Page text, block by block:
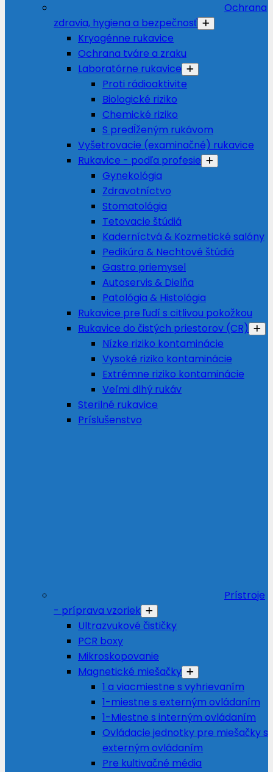
Ochrana
zdravia, hygiena a bezpečnosť
Kryogénne rukavice
Ochrana tváre a zraku
Laboratórne rukavice
Proti rádioaktivite
Biologické riziko
Chemické riziko
S predĺženým rukávom
Vyšetrovacie (examinačné) rukavice
Rukavice - podľa profesie
Gynekológia
Zdravotníctvo
Stomatológia
Tetovacie štúdiá
Kaderníctvá & Kozmetické salóny
Pedikúra & Nechtové štúdiá
Gastro priemysel
Autoservis & Dielňa
Patológia & Histológia
Rukavice pre ľudí s citlivou pokožkou
Rukavice do čistých priestorov (CR)
Nízke riziko kontaminácie
Vysoké riziko kontaminácie
Extrémne riziko kontaminácie
Veľmi dlhý rukáv
Sterilné rukavice
Príslušenstvo
Prístroje
- príprava vzoriek
Ultrazvukové čističky
PCR boxy
Mikroskopovanie
Magnetické miešačky
1 a viacmiestne s vyhrievaním
1-miestne s externým ovládaním
1-Miestne s interným ovládaním
Ovládacie jednotky pre miešačky s
externým ovládaním
Pre kultivačné média